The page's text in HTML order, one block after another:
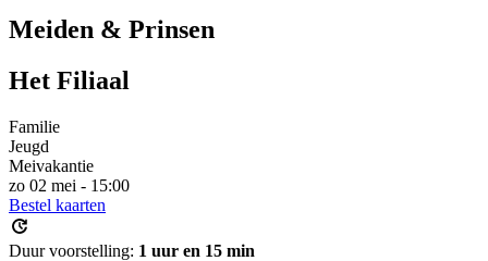
Meiden & Prinsen
Het Filiaal
Familie
Jeugd
Meivakantie
zo 02 mei - 15:00
Bestel kaarten
Duur voorstelling: 1 uur en 15 min